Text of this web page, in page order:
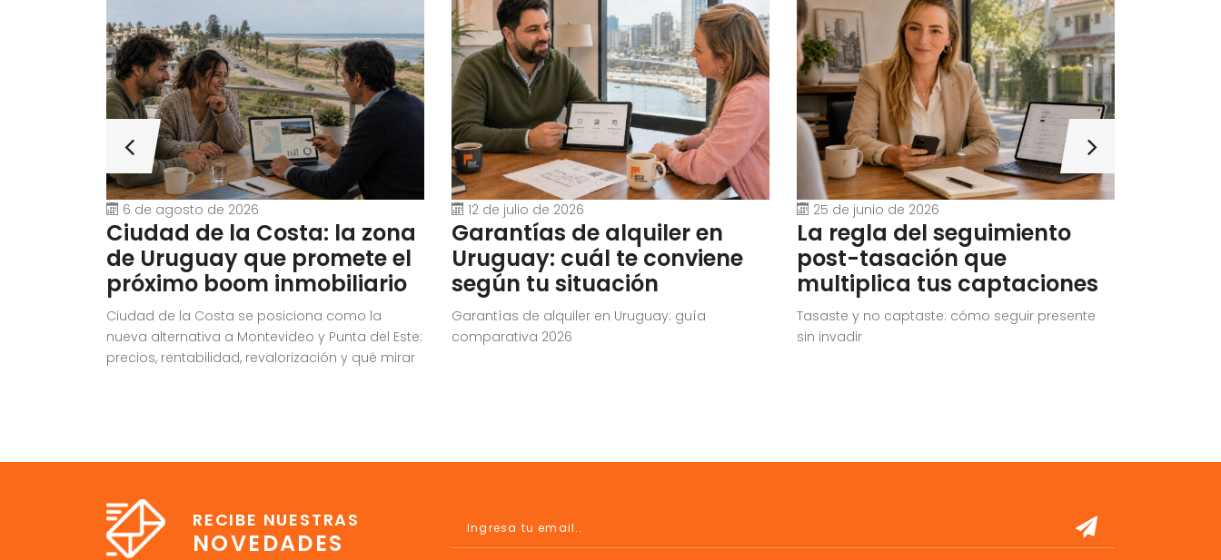
6 de agosto de 2026
Ciudad de la Costa: la zona
de Uruguay que promete el
próximo boom inmobiliario
Ciudad de la Costa se posiciona como la
nueva alternativa a Montevideo y Punta del Este:
precios, rentabilidad, revalorización y qué mirar
12 de julio de 2026
Garantías de alquiler en
Uruguay: cuál te conviene
según tu situación
Garantías de alquiler en Uruguay: guía
comparativa 2026
25 de junio de 2026
La regla del seguimiento
post-tasación que
multiplica tus captaciones
Tasaste y no captaste: cómo seguir presente
sin invadir
RECIBE NUESTRAS
NOVEDADES